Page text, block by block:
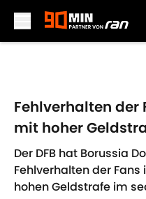
Fehlverhalten der
mit hoher
Der DFB hat Borussia
Fehlverhalten der
hohen Geldstrafe im